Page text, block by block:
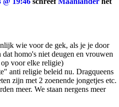
wie voor de gek, als je je door
homo's niet deugen en vrouwen
op voor elke religie)
anti religie beleid nu. Dragqueens
zijn met 2 zoenende jongetjes etc.
meer. We staan nergens meer